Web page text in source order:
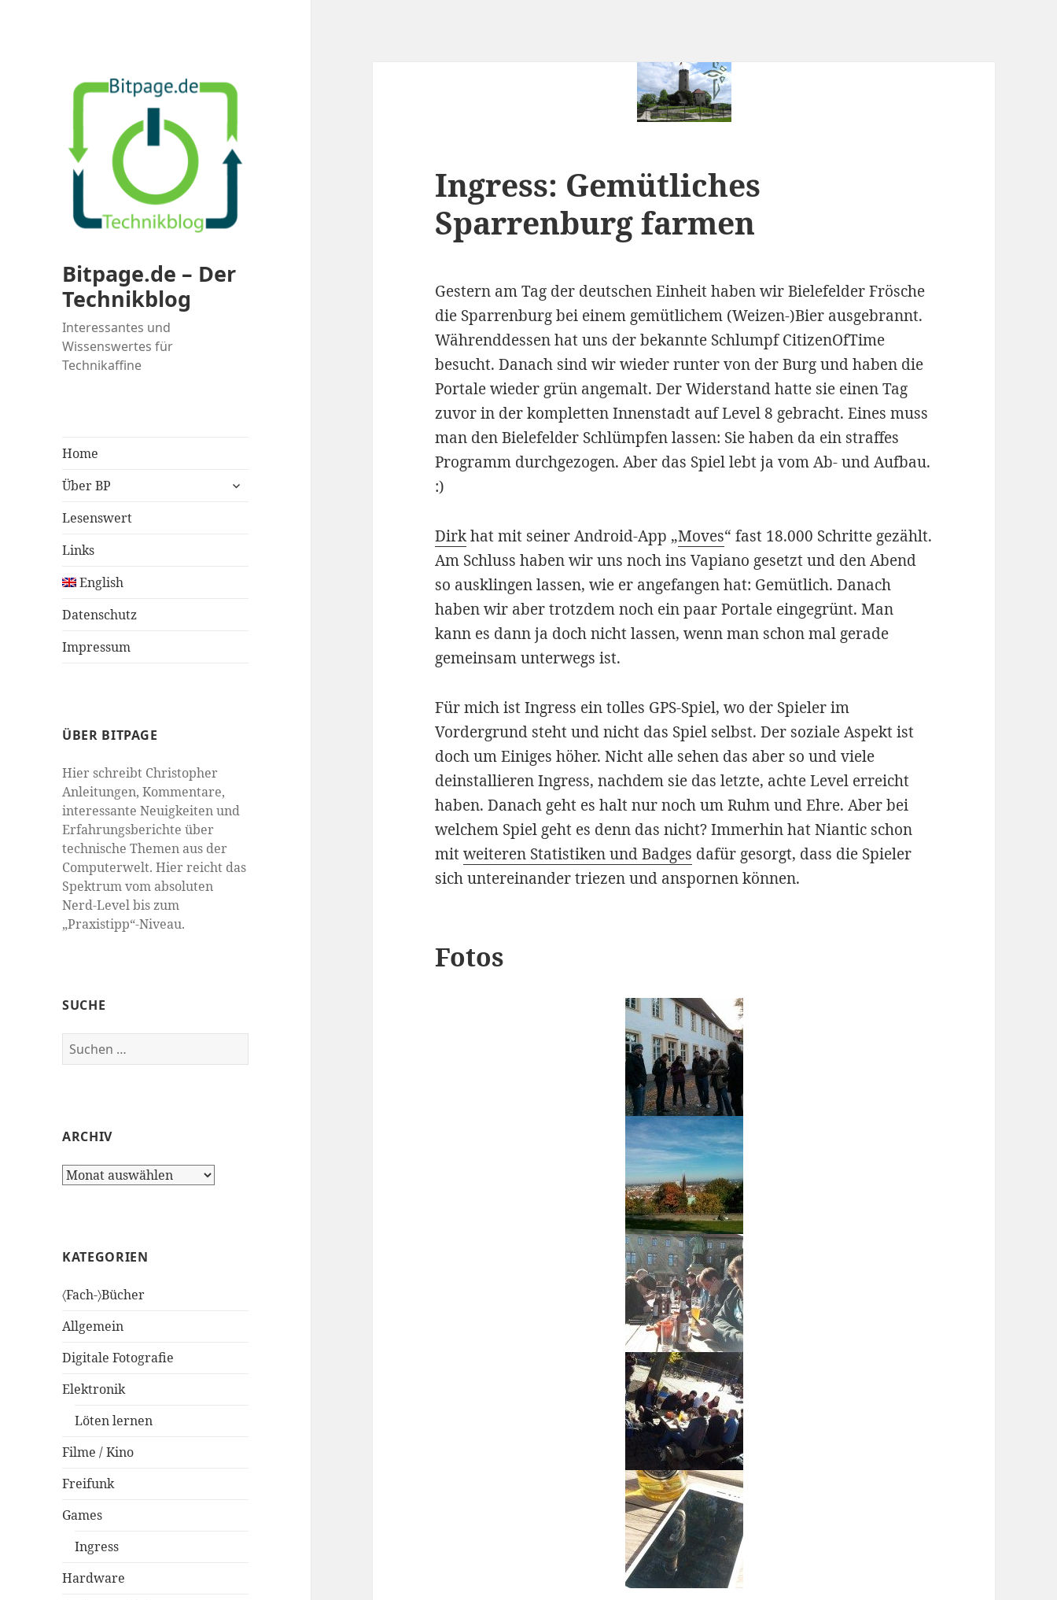
Bitpage.de – Der
Technikblog
Interessantes und
Wissenswertes für
Technikaffine
Home
Über BP
untermenü
Lesenswert
Links
English
Datenschutz
Impressum
ÜBER BITPAGE
Hier schreibt Christopher
Anleitungen, Kommentare,
interessante Neuigkeiten und
Erfahrungsberichte über
technische Themen aus der
Computerwelt. Hier reicht das
Spektrum vom absoluten
Nerd-Level bis zum
„Praxistipp“-Niveau.
SUCHE
Suchen
nach:
ARCHIV
Archiv
KATEGORIEN
〈Fach-〉Bücher
Allgemein
Digitale Fotografie
Elektronik
Löten lernen
Filme / Kino
Freifunk
Games
Ingress
Hardware
Ingress: Gemütliches
Sparrenburg farmen
Gestern am Tag der deutschen Einheit haben wir Bielefelder Frösche
die Sparrenburg bei einem gemütlichem (Weizen-)Bier ausgebrannt.
Währenddessen hat uns der bekannte Schlumpf CitizenOfTime
besucht. Danach sind wir wieder runter von der Burg und haben die
Portale wieder grün angemalt. Der Widerstand hatte sie einen Tag
zuvor in der kompletten Innenstadt auf Level 8 gebracht. Eines muss
man den Bielefelder Schlümpfen lassen: Sie haben da ein straffes
Programm durchgezogen. Aber das Spiel lebt ja vom Ab- und Aufbau.
:)
Dirkhat mit seiner Android-App „Moves“ fast 18.000 Schritte gezählt.
Am Schluss haben wir uns noch ins Vapiano gesetzt und den Abend
so ausklingen lassen, wie er angefangen hat: Gemütlich. Danach
haben wir aber trotzdem noch ein paar Portale eingegrünt. Man
kann es dann ja doch nicht lassen, wenn man schon mal gerade
gemeinsam unterwegs ist.
Für mich ist Ingress ein tolles GPS-Spiel, wo der Spieler im
Vordergrund steht und nicht das Spiel selbst. Der soziale Aspekt ist
doch um Einiges höher. Nicht alle sehen das aber so und viele
deinstallieren Ingress, nachdem sie das letzte, achte Level erreicht
haben. Danach geht es halt nur noch um Ruhm und Ehre. Aber bei
welchem Spiel geht es denn das nicht? Immerhin hat Niantic schon
mitweiteren Statistiken und Badges dafür gesorgt, dass die Spieler
sich untereinander triezen und anspornen können.
Fotos